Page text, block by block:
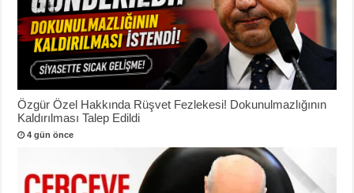
Özgür Özel Hakkında Rüşvet Fezlekesi! Dokunulmazlığının
Kaldırılması Talep Edildi
4 gün önce